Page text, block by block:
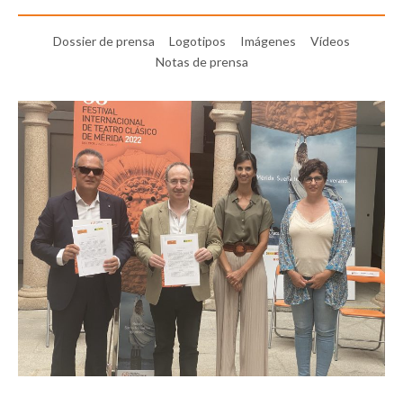
Dossier de prensa Logotipos Imágenes
Vídeos
Notas de prensa